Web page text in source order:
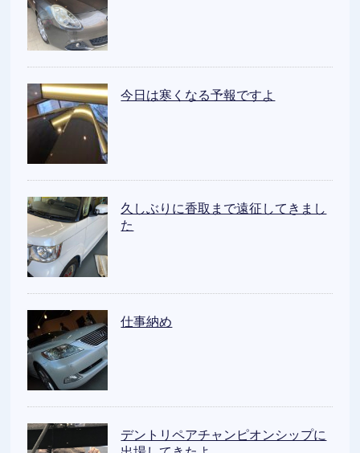
今日は寒くなる予報ですよ
久しぶりに香取まで遠征してきまし
た
仕事納め
デントリペアチャンピオンシップに